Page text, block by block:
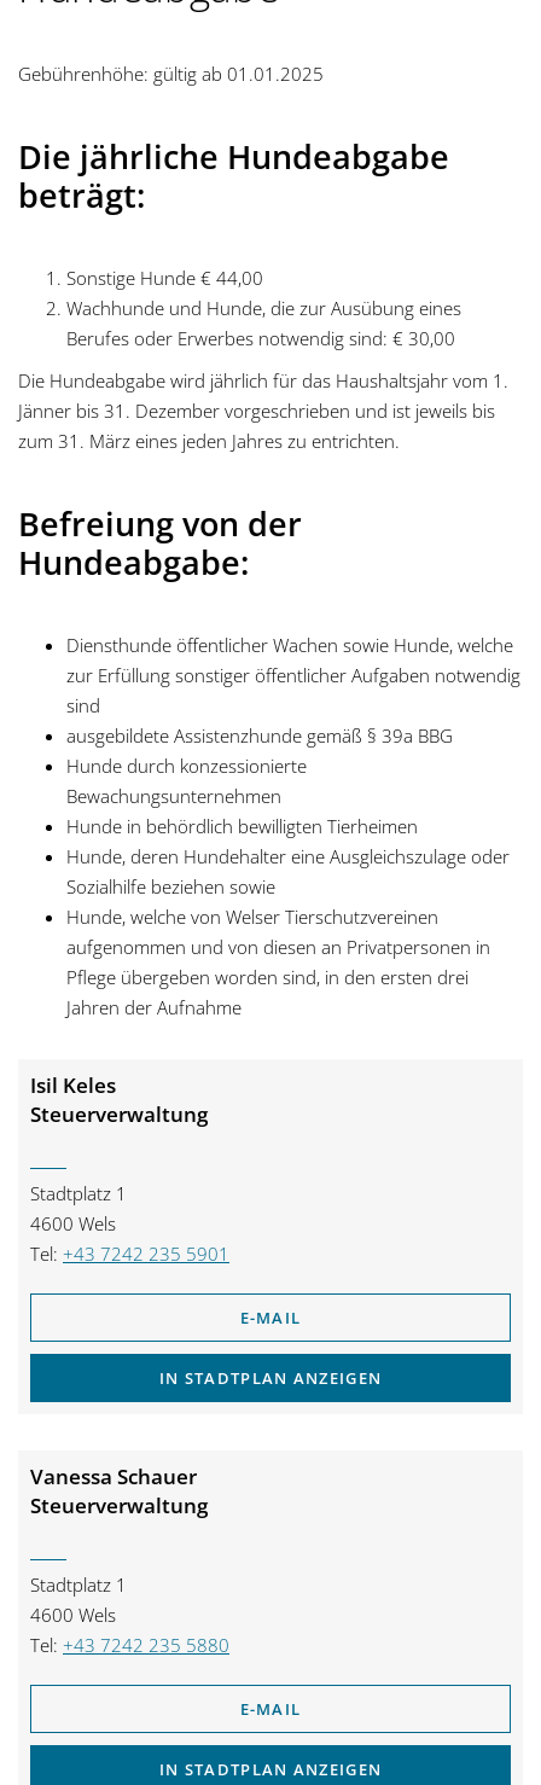
Gebührenhöhe: gültig ab 01.01.2025
Die jährliche Hundeabgabe
beträgt:
Sonstige Hunde € 44,00
Wachhunde und Hunde, die zur Ausübung eines
Berufes oder Erwerbes notwendig sind: € 30,00
Die Hundeabgabe wird jährlich für das Haushaltsjahr vom 1.
Jänner bis 31. Dezember vorgeschrieben und ist jeweils bis
zum 31. März eines jeden Jahres zu entrichten.
Befreiung von der
Hundeabgabe:
Diensthunde öffentlicher Wachen sowie Hunde, welche
zur Erfüllung sonstiger öffentlicher Aufgaben notwendig
sind
ausgebildete Assistenzhunde gemäß § 39a BBG
Hunde durch konzessionierte
Bewachungsunternehmen
Hunde in behördlich bewilligten Tierheimen
Hunde, deren Hundehalter eine Ausgleichszulage oder
Sozialhilfe beziehen sowie
Hunde, welche von Welser Tierschutzvereinen
aufgenommen und von diesen an Privatpersonen in
Pflege übergeben worden sind, in den ersten drei
Jahren der Aufnahme
Isil Keles
Steuerverwaltung
Stadtplatz 1
4600 Wels
Tel: +43 7242 235 5901
E-MAIL
IN STADTPLAN ANZEIGEN
Vanessa Schauer
Steuerverwaltung
Stadtplatz 1
4600 Wels
Tel: +43 7242 235 5880
E-MAIL
IN STADTPLAN ANZEIGEN